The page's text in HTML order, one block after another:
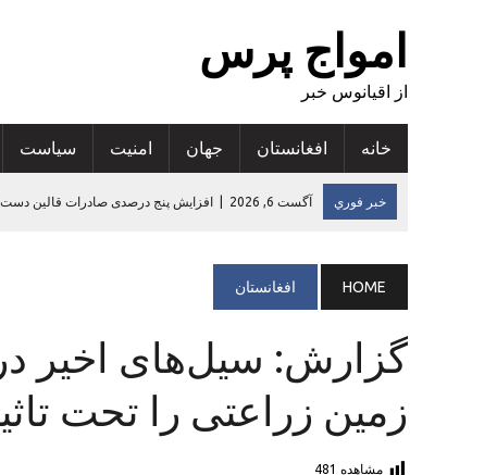
امواج پرس
از اقیانوس خبر
خانه افغانستان جهان امنيت سياست
خبر فوري آگست 6, 2026 تاکید رییس سازمان‌جهانی‌بهداشت در
آگست 5, 2026 | یک مرد جوان در قندهار کمپاین برای جمع آوری کتاب
آگست 6, 2026 افزایش پنج درصدی صادرات قالین دست‌بافت
HOME افغانستان
زمین زراعتی را تحت
مشاهده 481